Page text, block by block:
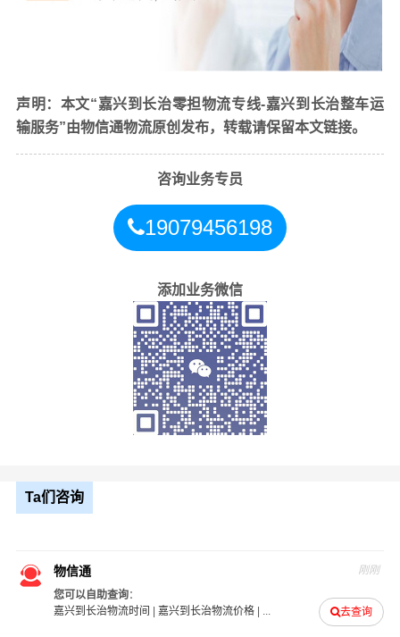
作为发货方费用一般涉及提货费、打包费、保险费（保
价）、运输费、送货费等。物流公司一般给客户的报价仅
物流公司为什么要选物信通物流
1、专业性：我公司专注于嘉兴到长治物流运输，具有专业
的物流管理和运输经验，能够提供高效、安全、可靠的物
3、成本控制：我公司可以通过规模化运作、优化物流流
程、降低运输成本等方式，帮助客户降低物流成本，提高
4、信息化：我公司通过信息化技术，实现物流信息的实时
监控和管理，提高物流效率和服务质量；
5、风险控制：我公司具备丰富的风险管理经验和应对能
声明：本文“嘉兴到长治零担物流专线-嘉兴到长治整车运
输服务”由物信通物流原创发布，转载请保留本文链接。
咨询业务专员
19079456198
添加业务微信
Ta们咨询
物信通 刚刚
去查询
您可以自助查询：
嘉兴到长治物流时间
嘉兴到长治物流价格| ...